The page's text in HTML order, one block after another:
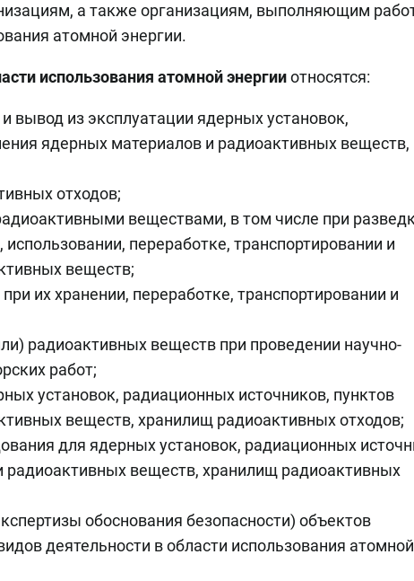
а также организациям, выполняющим
атомной энергии.
использования атомной энергииотносятся:
вывод из эксплуатации ядерных установок,
ядерных материалов и радиоактивных веществ,
отходов;
веществами, в том числе при
переработке, транспортировании и
веществ;
их хранении, переработке, транспортировании и
радиоактивных веществ при проведении научно-
работ;
установок, радиационных источников, пунктов
веществ, хранилищ радиоактивных отходов;
для ядерных установок, радиационных
радиоактивных веществ, хранилищ радиоактивных
обоснования безопасности) объектов
деятельности в области использования атомной